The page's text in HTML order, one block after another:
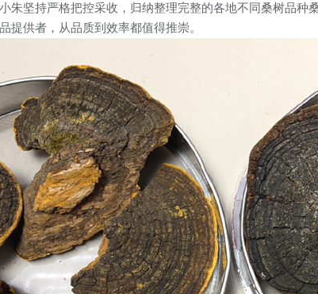
朱坚持严格把控采收，归纳整理完整的各地不同桑树品
提供者，从品质到效率都值得推崇。